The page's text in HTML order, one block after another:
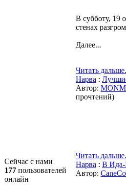
Сейчас с нами
177 пользователей
онлайн
В субботу, 19
стенах
Далее...
Читать
Нарва :
Автор:
прочтений)
Читать
Нарва : В Ида-
Автор: